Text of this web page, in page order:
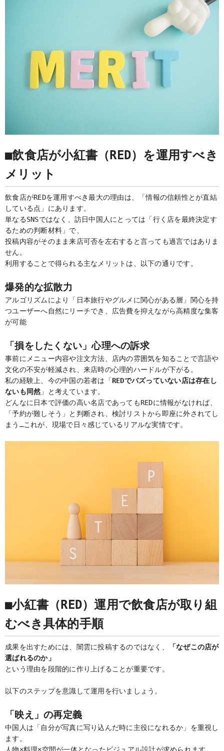
■飲食店が小紅書（RED）を運用すべき
メリット
飲食店がREDを運用すべき最大の理由は、「情報の信頼性とが直結
している点」にあります。
単なるSNSではなく、訪日中国人にとっては「行く店を最終決定す
るための判断材料」で、
投稿内容がそのまま来店可否を左右すると言っても過言ではありま
せん。
利用することで得られる主なメリットは、以下の通りです。
爆発的な拡散力
アルゴリズムにより「日本旅行やグルメに関心がある層」関心を持
つユーザーへ自然にリーチでき、広告費を抑えながら高精度な集客
が可能
「損をしたくない」心理への訴求
事前にメニュー内容や注文方法、店内の雰囲気を知ることで言語や
文化の不安が軽減され、来店時の心理的ハードルが下がる。
私の経験上、今の中国の若者は「REDでバズっていない店は存在し
ないも同然 」と考えています。
どんなに日本で評価の高い名店であってもREDに情報がなければ、
「予約が難しそう」と判断され、検討リストから即座に外されてし
まう…これが、現場で日々感じているリアルな実情です。
■小紅書（RED）運用で飲食店が取り組
むべき具体的手順
成果を出すためには、闇雲に投稿するのではなく、
「なぜこの店が
選ばれるのか」
という理由を段階的に作り上げることが重要です。
以下のステップを意識して運用を行いましょう。
「映え」の再定義
中国人は「自分が写真に写り込んだ時に主役になれるか」を重視し
ます。
人物×料理×空間が一体となったビジュアル設計が求められます。